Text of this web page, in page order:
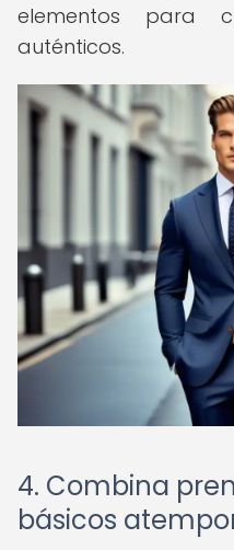
elementos para
auténticos.
4. Combina
básicos